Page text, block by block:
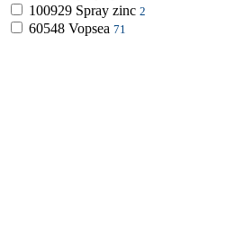
100929 Spray zinc 2
60548 Vopsea 71